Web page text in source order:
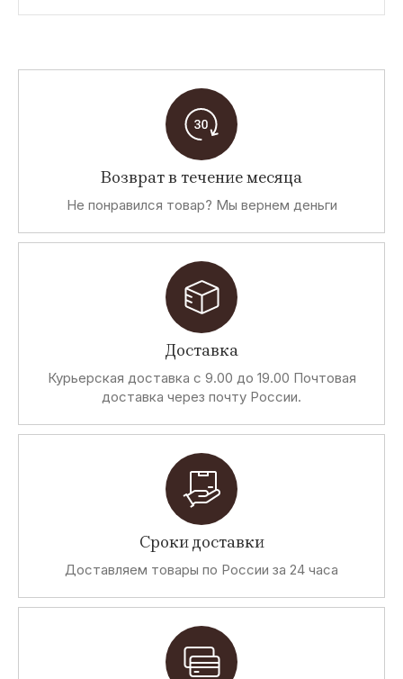
Возврат в течение месяца
Не понравился товар? Мы вернем деньги
Доставка
Курьерская доставка с 9.00 до 19.00 Почтовая
доставка через почту России.
Сроки доставки
Доставляем товары по России за 24 часа